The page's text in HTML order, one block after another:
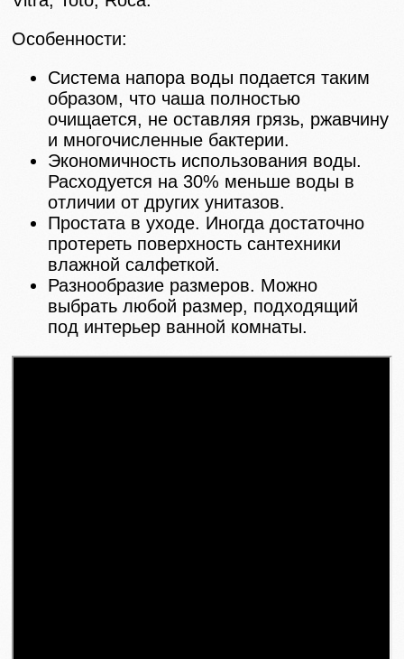
Особенности:
Система напора воды подается таким
образом, что чаша полностью
очищается, не оставляя грязь, ржавчину
и многочисленные бактерии.
Экономичность использования воды.
Расходуется на 30% меньше воды в
отличии от других унитазов.
Простата в уходе. Иногда достаточно
протереть поверхность сантехники
влажной салфеткой.
Разнообразие размеров. Можно
выбрать любой размер, подходящий
под интерьер ванной комнаты.